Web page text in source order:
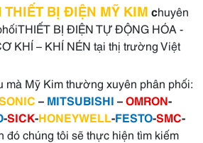
THIẾT BỊ ĐIỆN MỸ KIM chuyên
BỊ ĐIỆN TỰ ĐỘNG HÓA -
KHÍ – KHÍ NÉN tại thị trường Việt
Mỹ Kim thường xuyên phân phối:
– MITSUBISHI –OMRON-
-SICK-HONEYWELL-FESTO-SMC-
đó chúng tôi sẽ thực hiện tìm kiếm